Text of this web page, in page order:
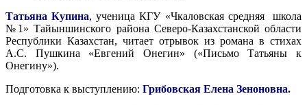
Татьяна Купина, ученица КГУ «Чкаловская средняя школа
№1» Тайыншинского района Северо-Казахстанской области
Республики Казахстан, читает отрывок из романа в стихах
А.С. Пушкина «Евгений Онегин» («Письмо Татьяны к
Онегину»).
Подготовка к выступлению: Грибовская Елена Зеноновна.